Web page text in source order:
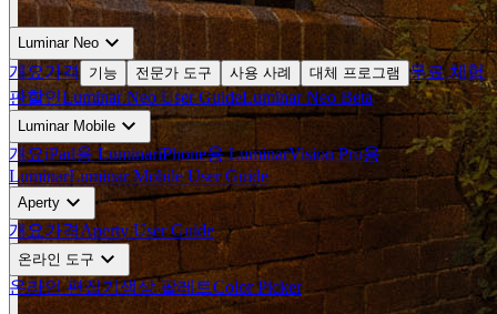
Luminar Neo expand_more
개요가격 기능 전문가 도구 사용 사례 대체 프로그램
무료 체험
판할인Luminar Neo User GuideLuminar Neo Beta
Luminar Mobile expand_more
개요iPad용 LuminariPhone용 LuminarVision Pro용
LuminarLuminar Mobile User Guide
Aperty expand_more
개요가격Aperty User Guide
온라인 도구 expand_more
온라인 편집기색상 팔레트Color Picker